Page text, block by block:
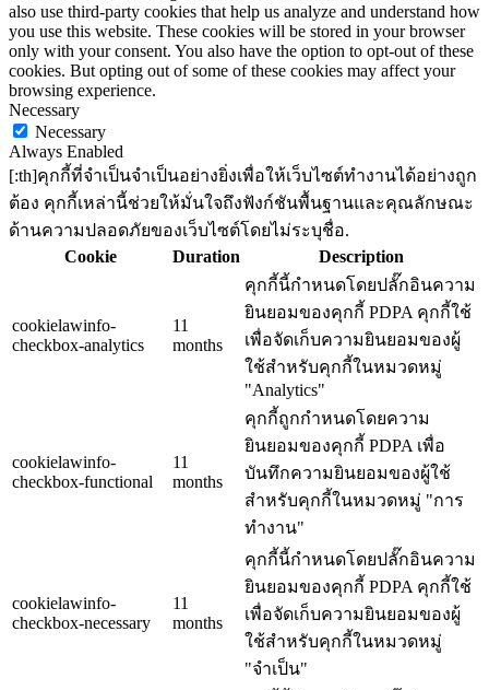
also use third-party cookies that help us analyze and understand how
you use this website. These cookies will be stored in your browser
only with your consent. You also have the option to opt-out of these
cookies. But opting out of some of these cookies may affect your
browsing experience.
Necessary
Necessary
Always Enabled
[:th]คุกกี้ที่จำเป็นจำเป็นอย่างยิ่งเพื่อให้เว็บไซต์ทำงานได้อย่างถูก
ต้อง คุกกี้เหล่านี้ช่วยให้มั่นใจถึงฟังก์ชันพื้นฐานและคุณลักษณะ
ด้านความปลอดภัยของเว็บไซต์โดยไม่ระบุชื่อ.
Cookie
Duration Description
cookielawinfo-
checkbox-analytics
11
months
คุกกี้นี้กำหนดโดยปลั๊กอินความ
ยินยอมของคุกกี้ PDPA คุกกี้ใช้
เพื่อจัดเก็บความยินยอมของผู้
ใช้สำหรับคุกกี้ในหมวดหมู่
"Analytics"
cookielawinfo-
checkbox-functional
11
months
คุกกี้ถูกกำหนดโดยความ
ยินยอมของคุกกี้ PDPA เพื่อ
บันทึกความยินยอมของผู้ใช้
สำหรับคุกกี้ในหมวดหมู่ "การ
ทำงาน"
cookielawinfo-
checkbox-necessary
11
months
คุกกี้นี้กำหนดโดยปลั๊กอินความ
ยินยอมของคุกกี้ PDPA คุกกี้ใช้
เพื่อจัดเก็บความยินยอมของผู้
ใช้สำหรับคุกกี้ในหมวดหมู่
"จำเป็น"